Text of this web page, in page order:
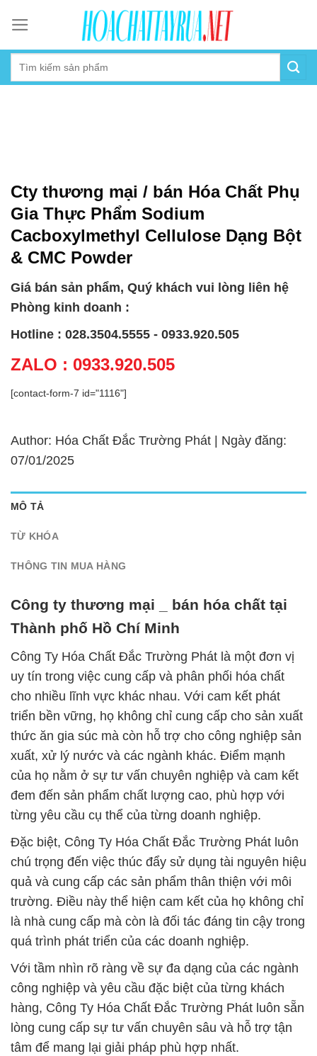
content
Cty thương mại / bán Hóa Chất Phụ
Gia Thực Phẩm Sodium
Cacboxylmethyl Cellulose Dạng Bột
& CMC Powder
Giá bán sản phẩm, Quý khách vui lòng liên hệ
Phòng kinh doanh :
Hotline : 028.3504.5555 - 0933.920.505
ZALO : 0933.920.505
[contact-form-7 id="1116"]
Author: Hóa Chất Đắc Trường Phát | Ngày đăng:
07/01/2025
MÔ TẢ
TỪ KHÓA
THÔNG TIN MUA HÀNG
Công ty thương mại _ bán hóa chất tại
Thành phố Hồ Chí Minh
Công Ty Hóa Chất Đắc Trường Phát là một đơn vị
uy tín trong việc cung cấp và phân phối hóa chất
cho nhiều lĩnh vực khác nhau. Với cam kết phát
triển bền vững, họ không chỉ cung cấp cho sản xuất
thức ăn gia súc mà còn hỗ trợ cho công nghiệp sản
xuất, xử lý nước và các ngành khác. Điểm mạnh
của họ nằm ở sự tư vấn chuyên nghiệp và cam kết
đem đến sản phẩm chất lượng cao, phù hợp với
từng yêu cầu cụ thể của từng doanh nghiệp.
Đặc biệt, Công Ty Hóa Chất Đắc Trường Phát luôn
chú trọng đến việc thúc đẩy sử dụng tài nguyên hiệu
quả và cung cấp các sản phẩm thân thiện với môi
trường. Điều này thể hiện cam kết của họ không chỉ
là nhà cung cấp mà còn là đối tác đáng tin cậy trong
quá trình phát triển của các doanh nghiệp.
Với tầm nhìn rõ ràng về sự đa dạng của các ngành
công nghiệp và yêu cầu đặc biệt của từng khách
hàng, Công Ty Hóa Chất Đắc Trường Phát luôn sẵn
lòng cung cấp sự tư vấn chuyên sâu và hỗ trợ tận
tâm để mang lại giải pháp phù hợp nhất.